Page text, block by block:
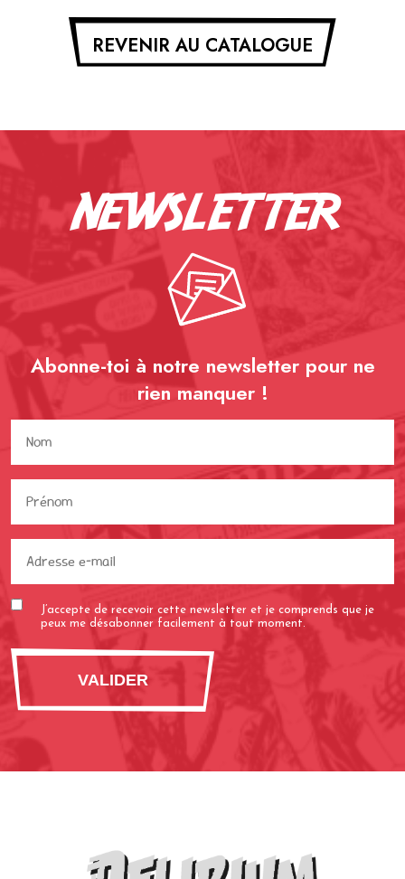
REVENIR AU CATALOGUE
newsletter
Abonne-toi à notre newsletter pour ne
rienmanquer !
(Nécessaire)
J’accepte de recevoir cette newsletter et je comprends que je
peux me désabonner facilement à tout moment.